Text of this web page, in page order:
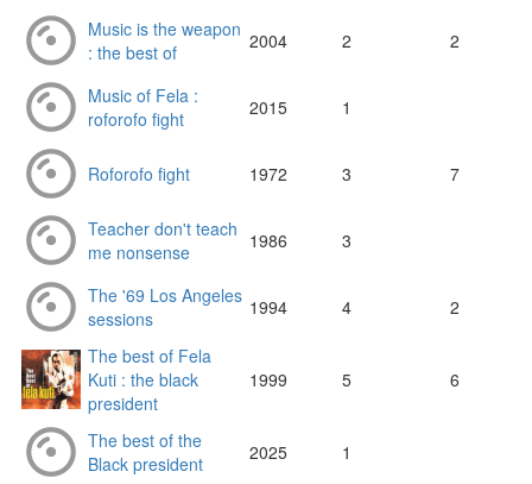
Music is the weapon
: the best of
2004 2 2
Music of Fela :
roforofo fight
2015 1
Roforofo fight 1972 3 7
Teacher don't teach
me nonsense
1986 3
The '69 Los Angeles
sessions
1994 4 2
The best of Fela
Kuti : the black
president
1999 5 6
The best of the
Black president
2025 1